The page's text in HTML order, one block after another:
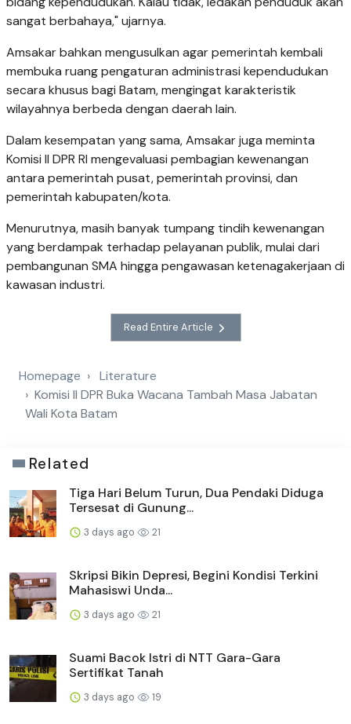
sangat berbahaya," ujarnya.
Amsakar bahkan mengusulkan agar pemerintah kembali
membuka ruang pengaturan administrasi kependudukan
secara khusus bagi Batam, mengingat karakteristik
wilayahnya berbeda dengan daerah lain.
Dalam kesempatan yang sama, Amsakar juga meminta
Komisi II DPR RI mengevaluasi pembagian kewenangan
antara pemerintah pusat, pemerintah provinsi, dan
pemerintah kabupaten/kota.
Menurutnya, masih banyak tumpang tindih kewenangan
yang berdampak terhadap pelayanan publik, mulai dari
pembangunan SMA hingga pengawasan ketenagakerjaan di
kawasan industri.
Read Entire Article
Homepage
Literature
Komisi II DPR Buka Wacana Tambah Masa Jabatan
Wali Kota Batam
Related
Tiga Hari Belum Turun, Dua Pendaki Diduga
Tersesat di Gunung...
3 days ago 21
Skripsi Bikin Depresi, Begini Kondisi Terkini
Mahasiswi Unda...
3 days ago 21
Suami Bacok Istri di NTT Gara-Gara
Sertifikat Tanah
3 days ago 19